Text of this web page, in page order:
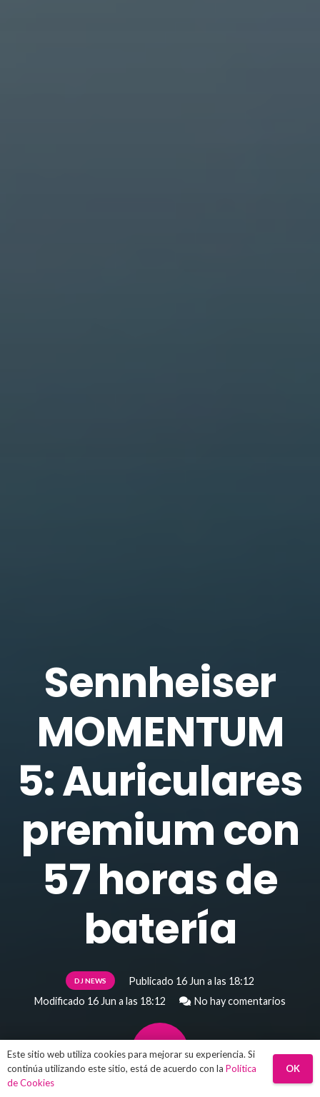
Sennheiser
MOMENTUM
5: Auriculares
premium con
57 horas de
batería
DJ NEWS Publicado 16 Jun a las 18:12
Modificado 16 Jun a las 18:12 No hay comentarios
Este sitio web utiliza cookies para mejorar su experiencia. Si
continúa utilizando este sitio, está de acuerdo con la Política
de Cookies
OK